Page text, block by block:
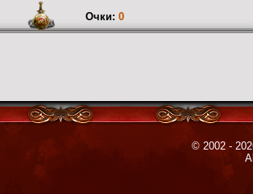
Очки: 0
© 2002 -